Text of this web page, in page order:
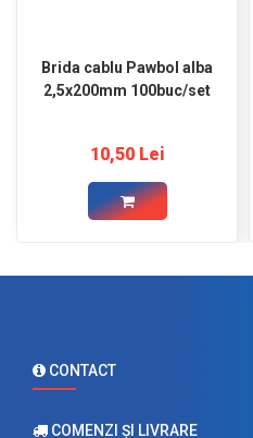
Brida cablu Pawbol alba
2,5x200mm 100buc/set
10,50 Lei
CONTACT
COMENZI ŞI LIVRARE